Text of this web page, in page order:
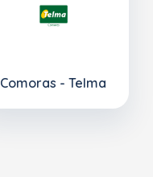
Comoras - Telma